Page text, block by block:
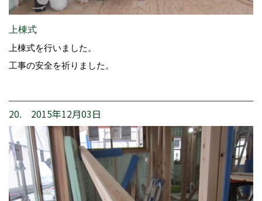
上棟式
上棟式を行いました。
工事の安全を祈りました。
20. 2015年12月03日